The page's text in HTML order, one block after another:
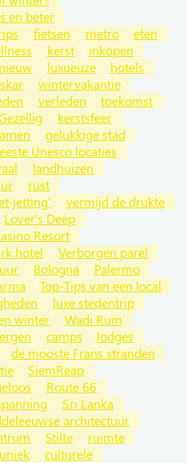
en beter
fietsen metro
eten
kerst
inkopen
nieuw luxueuze
hotels
wintervakantie
verleden
toekomst
kerstsfeer
gelukkige stad
Unesco locaties
landhuizen
rust
jetting'
vermijd de drukte
Lover's Deep
Resort
hotel
Verborgen parel
Bologna
Palermo
Top-Tips van een local
luxe stedentrip
winter
Wadi Rum
camps
lodges
de mooste Frans stranden
SiemReap
Route 66
Sri Lanka
architectuur
Stilte
ruimte
uniek
culturele